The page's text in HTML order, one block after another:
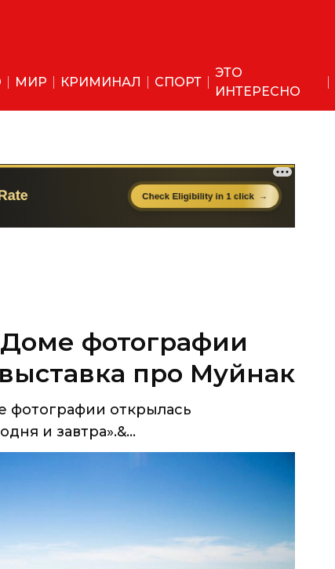
МИР КРИМИНАЛ СПОРТ
ЭТО
ИНТЕРЕСНО
фотографии
про Муйнак
фотографии открылась
и завтра».&...